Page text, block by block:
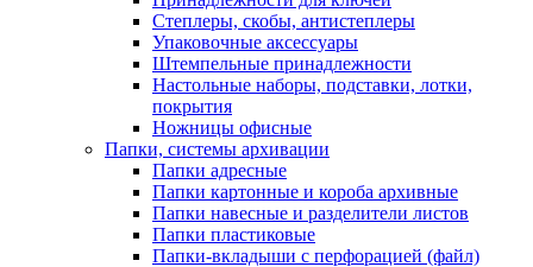
Степлеры, скобы, антистеплеры
Упаковочные аксессуары
Штемпельные принадлежности
Настольные наборы, подставки, лотки,
покрытия
Ножницы офисные
Папки, системы архивации
Папки адресные
Папки картонные и короба архивные
Папки навесные и разделители листов
Папки пластиковые
Папки-вкладыши с перфорацией (файл)